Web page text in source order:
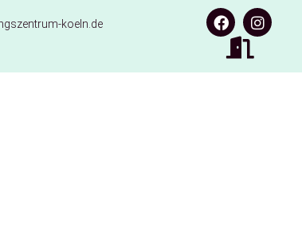
koeln.de